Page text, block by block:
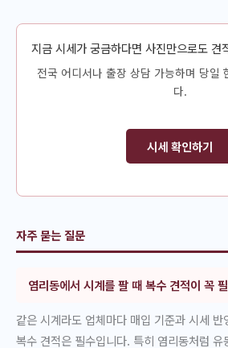
지금 시세가 궁금하다면 사진만으로도 견
전국 어디서나 출장 상담 가능하며 당일
다.
시세 확인하기
자주 묻는 질문
염리동에서 시계를 팔 때 복수 견적이 꼭
같은 시계라도 업체마다 매입 기준과 시세
복수 견적은 필수입니다. 특히 염리동처럼